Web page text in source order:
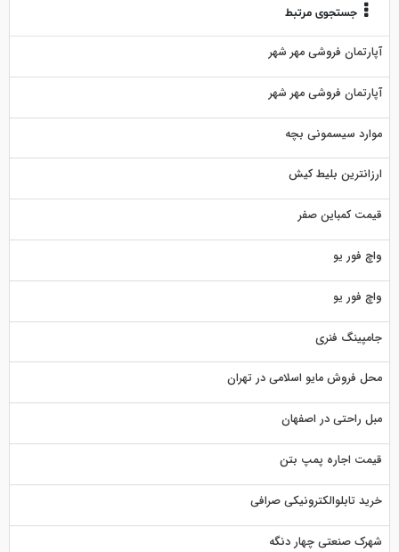
جستجوی مرتبط
آپارتمان فروشی مهر شهر
آپارتمان فروشی مهر شهر
موارد سیسمونی بچه
ارزانترین بلیط کیش
قیمت کمباین صفر
واچ فور یو
واچ فور یو
جامپینگ فنری
محل فروش مایو اسلامی در تهران
مبل راحتی در اصفهان
قیمت اجاره پمپ بتن
خرید تابلوالکترونیکی صرافی
شهرک صنعتی چهار دنگه